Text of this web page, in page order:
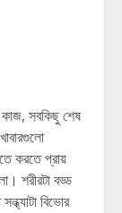
সবকিছু শেষ
করতে প্রায়
শরীরটা বড্ড
বিভোর